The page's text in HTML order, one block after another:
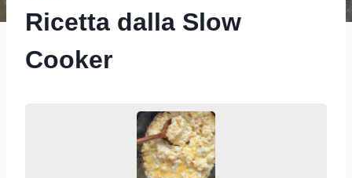
Ricetta dalla Slow
Cooker